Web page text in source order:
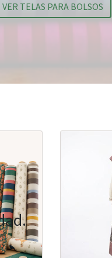
VER TELAS PARA BOLSOS